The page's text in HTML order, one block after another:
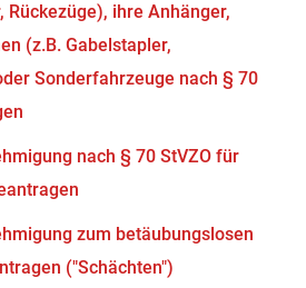
Rückezüge), ihre Anhänger,
(z.B. Gabelstapler,
Sonderfahrzeuge nach § 70
nach § 70 StVZO für
zum betäubungslosen
("Schächten")